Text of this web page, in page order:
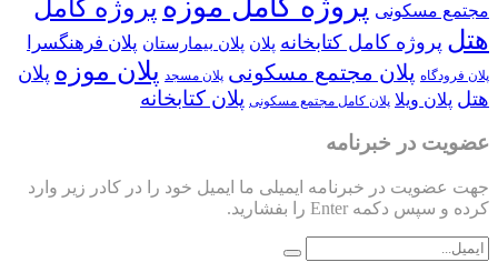
مجتمع مسکونی
پروژه کامل
هتل پروژه کامل کتابخانه پلان پلان بیمارستان پلان فرهنگسرا
پلان فرودگاه پلان مجتمع مسکونی پلان مسجد پلان موزه پلان
هتل پلان ویلا پلان کامل مجتمع مسکونی پلان کتابخانه
عضویت در خبرنامه
جهت عضویت در خبرنامه ایمیلی ما ایمیل خود را در کادر زیر وارد
کرده و سپس دکمه Enter را بفشارید.